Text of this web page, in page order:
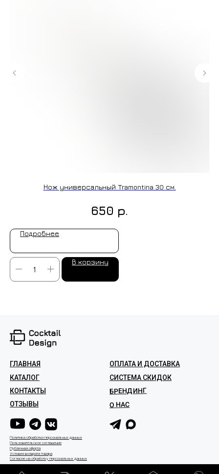
Нож универсальный Tramontina 30 см.
650 р.
Подробнее
В корзину
ГЛАВНАЯ
ОПЛАТА И ДОСТАВКА
СИСТЕМА СКИДОК
КОНТАКТЫ
КАТАЛОГ
Пользовательское соглашение
Политика обработки персональных данных
БРЕНДИНГ
ОТЗЫВЫ О НАС
Публичная оферта
Согласие на обработку персональных данных
Условия возврата товара